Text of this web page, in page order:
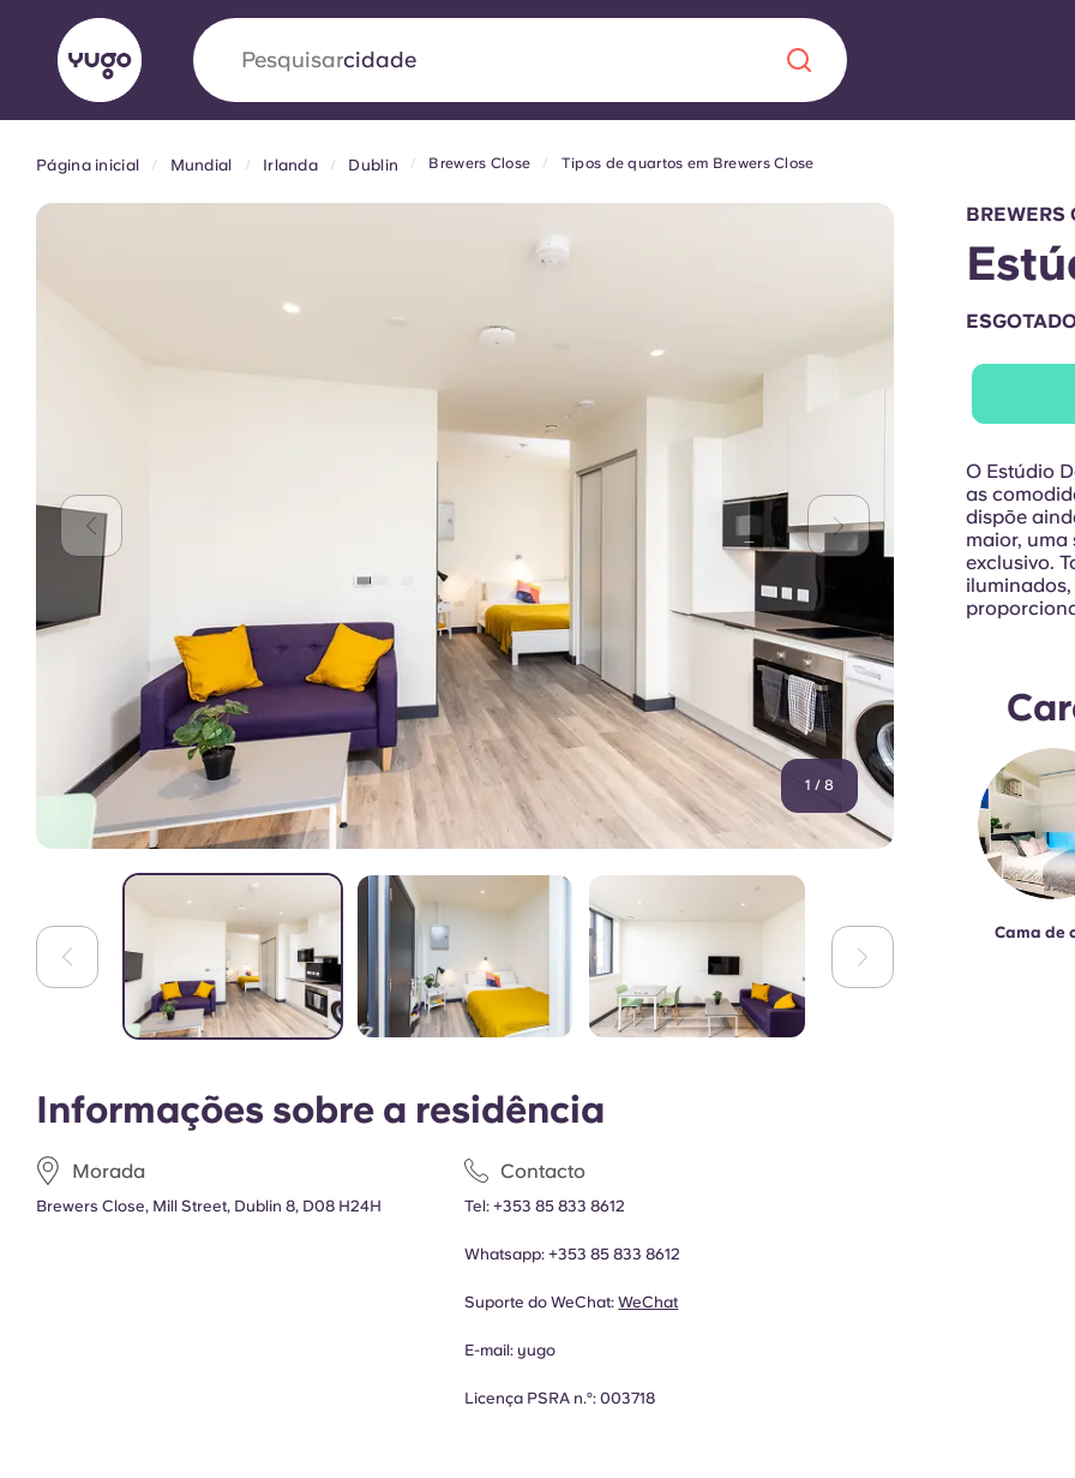
Pesquisarpaís
SobreLocalizaçõesMais
A parceria pioneira Yugocom a VCARB estimula a inovação, a
Perguntas
English (GB) English (US) Chinese
Página inicial Mundial Irlanda Dublin Brewers Close Tipos de quartos em Brewers Close
1 / 8
Informações sobre a residência
Morada
Brewers Close, Mill Street, Dublin 8, D08 H24H
Contacto
Tel:+353 85 833 8612
Whatsapp:+353 85 833 8612
Suporte do WeChat:WeChat
E-mail: yugo
Licença PSRA n.º: 003718
BREWERS
O Estúdio
as
dispõe
maior,
exclusivo.
Cama de